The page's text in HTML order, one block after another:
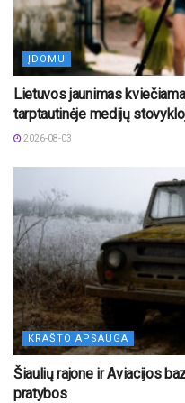
ĮDOMU
Lietuvos jaunimas
tarptautinėje medijų
2026-08-03
KRAŠTO APSAUGA
Šiaulių rajone ir Aviacijos
pratybos